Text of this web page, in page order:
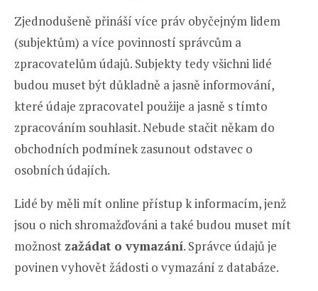
Zjednodušeně přináší více práv obyčejným lidem
(subjektům) a více povinností správcům a
zpracovatelům údajů. Subjekty tedy všichni lidé
budou muset být důkladně a jasně informování,
které údaje zpracovatel použije a jasně s tímto
zpracováním souhlasit. Nebude stačit někam do
obchodních podmínek zasunout odstavec o
osobních údajích.
Lidé by měli mít online přístup k informacím, jenž
jsou o nich shromažďováni a také budou muset mít
možnost zažádat o vymazání. Správce údajů je
povinen vyhovět žádosti o vymazání z databáze.